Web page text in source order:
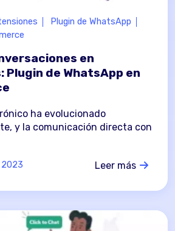
Plugin de WhatsApp
en
Plugin de WhatsApp en
ha evolucionado
y la comunicación directa con
2023 Leer más